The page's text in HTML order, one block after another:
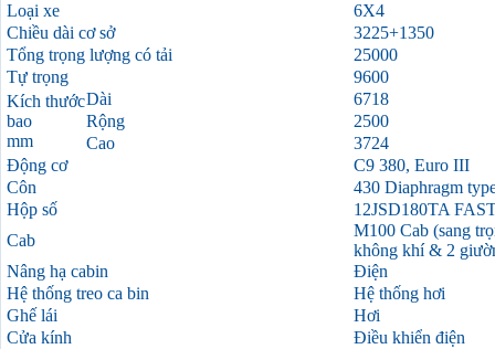
Loại xe
6X4
Chiều dài cơ sở
3225+1350
Tổng trọng lượng có tải
25000
Tự trọng
9600
Kích thước
bao
mm
Dài
6718
Rộng
2500
Cao
3724
Động cơ
C9 380, Euro III
Côn
430 Diaphragm
Hộp số
12JSD180TA
Cab
M100 Cab (sang
không khí & 2
Nâng hạ cabin
Điện
Hệ thống treo ca bin
Hệ thống hơi
Ghế lái
Hơi
Cửa kính
Điều khiển điện